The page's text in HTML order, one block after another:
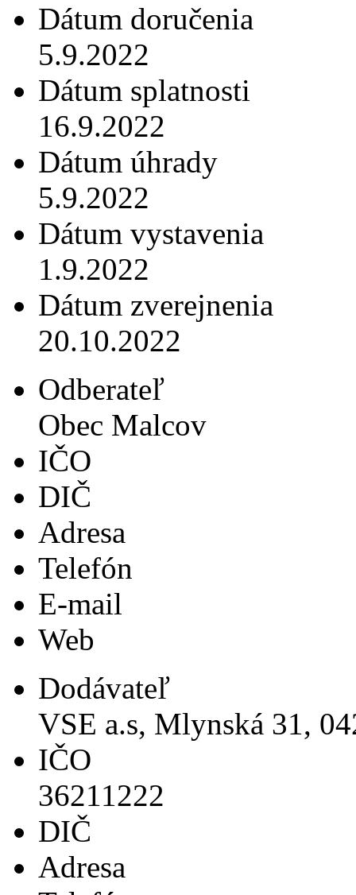
Dátum doručenia
5.9.2022
Dátum splatnosti
16.9.2022
Dátum úhrady
5.9.2022
Dátum vystavenia
1.9.2022
Dátum zverejnenia
20.10.2022
Odberateľ
Obec Malcov
IČO
DIČ
Adresa
Telefón
E-mail
Web
Dodávateľ
VSE a.s, Mlynská 31,
IČO
36211222
DIČ
Adresa